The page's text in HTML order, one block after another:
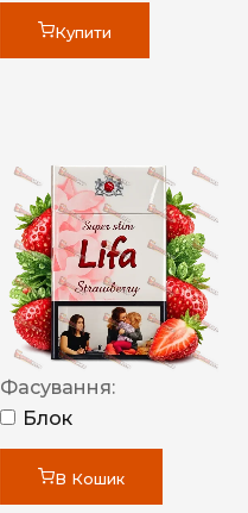
Купити
Фасування:
Блок
В Кошик